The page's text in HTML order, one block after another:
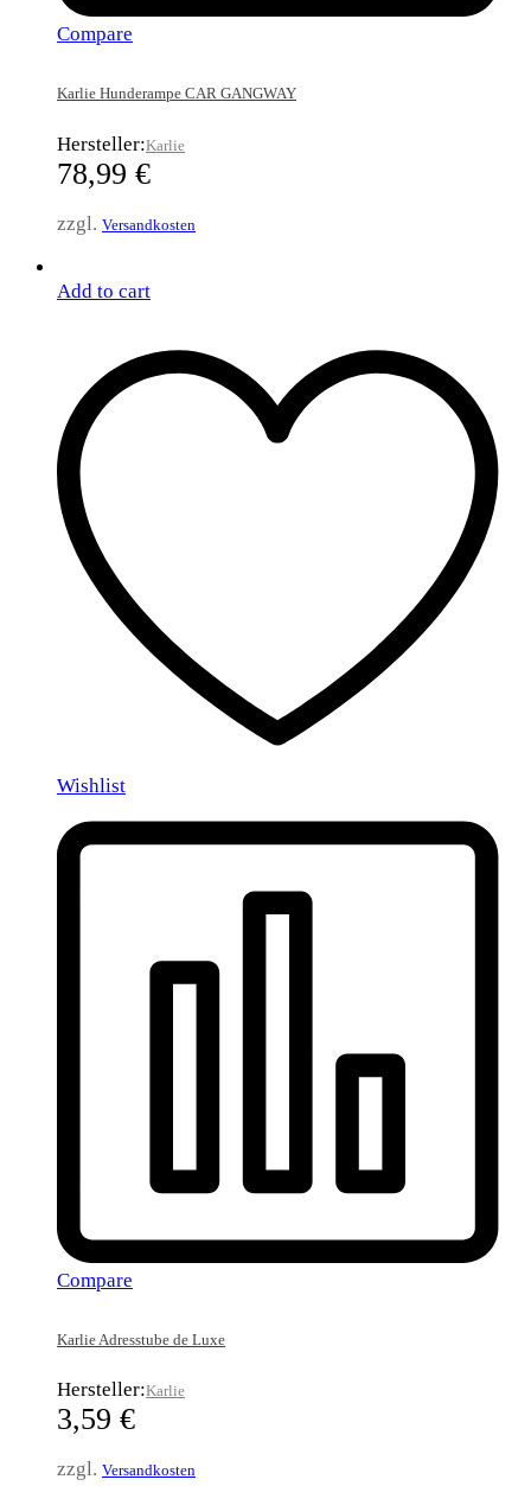
Compare
Karlie Hunderampe CAR GANGWAY
Hersteller:Karlie
78,99 €
zzgl. Versandkosten
Add to cart
Wishlist
Compare
Karlie Adresstube de Luxe
Hersteller:Karlie
3,59 €
zzgl. Versandkosten